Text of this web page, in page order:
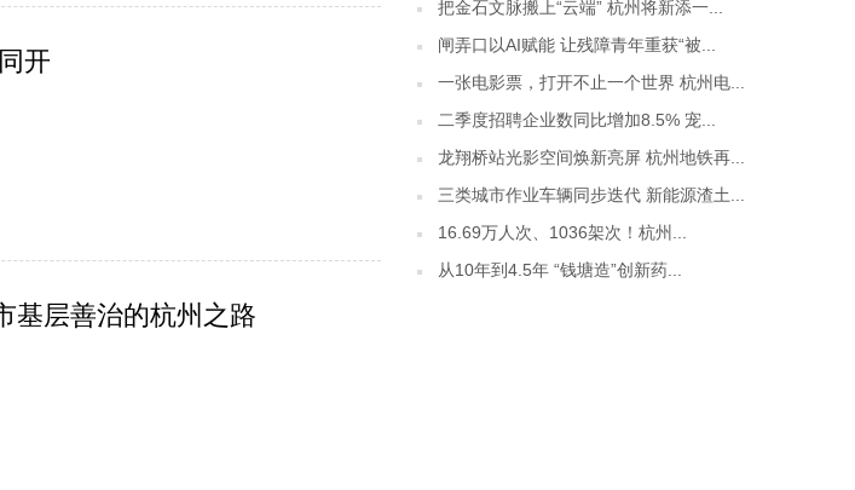
开
层善治的杭州之路
把金石文脉搬上“云端” 杭州将新添一...
闸弄口以AI赋能 让残障青年重获“被...
一张电影票，打开不止一个世界 杭州电...
二季度招聘企业数同比增加8.5% 宠...
龙翔桥站光影空间焕新亮屏 杭州地铁再...
三类城市作业车辆同步迭代 新能源渣土...
16.69万人次、1036架次！杭州...
从10年到4.5年 “钱塘造”创新药...